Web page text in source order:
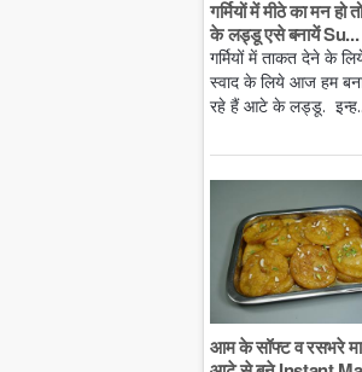
गर्मियों में मीठे का मन हो
के लड्डू एसे बनायें Su...
गर्मियों में ताकत देने के
स्वाद के लिये आज हम
रहे हैं आटे के लड्डू.
आम के सॉफ्ट व रसभरे